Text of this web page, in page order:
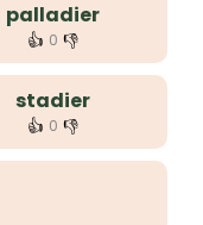
palladier
👍 0 👎
stadier
👍 0 👎